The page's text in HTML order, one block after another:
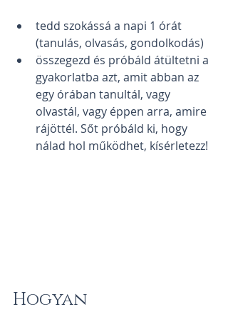
tedd szokássá a napi 1 órát
(tanulás, olvasás, gondolkodás)
összegezd és próbáld átültetni a
gyakorlatba azt, amit abban az
egy órában tanultál, vagy
olvastál, vagy éppen arra, amire
rájöttél. Sőt próbáld ki, hogy
nálad hol működhet, kísérletezz!
Hogyan